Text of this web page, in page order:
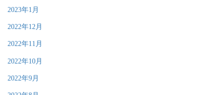
2023年1月
2022年12月
2022年11月
2022年10月
2022年9月